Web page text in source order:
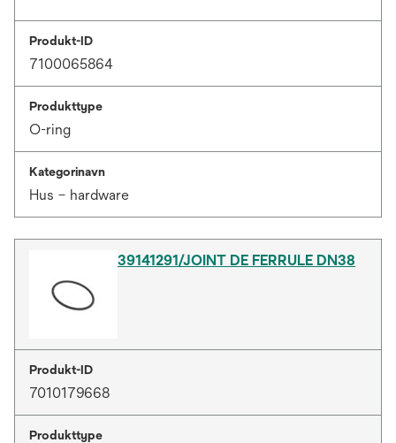
Produkt-ID
7100065864
Produkttype
O-ring
Kategorinavn
Hus – hardware
39141291/JOINT DE FERRULE DN38
Produkt-ID
7010179668
Produkttype